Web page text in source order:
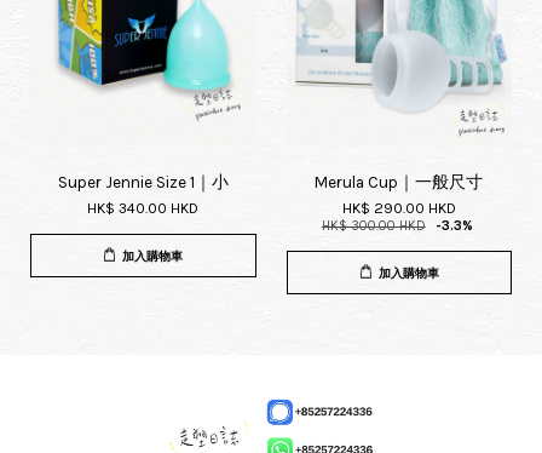
Super Jennie Size 1｜小
HK$ 340.00 HKD
加入購物車
Merula Cup｜一般尺寸
HK$ 290.00 HKD
HK$ 300.00 HKD -3.3%
加入購物車